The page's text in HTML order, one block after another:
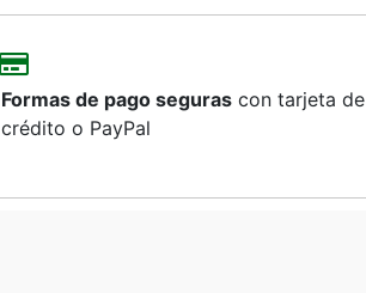
Formas de pago segurascon tarjeta de
crédito o PayPal